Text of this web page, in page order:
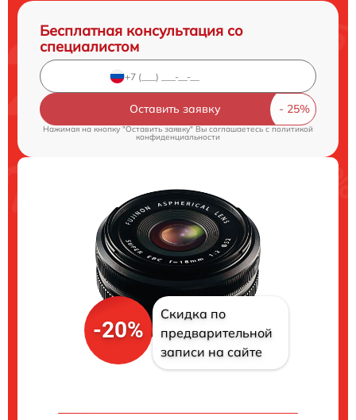
Бесплатная консультация со
специалистом
Оставить заявку
Нажимая на кнопку "Оставить заявку" Вы соглашаетесь c политикой
конфиденциальности
-20%
Скидка по
предварительной
записи на сайте